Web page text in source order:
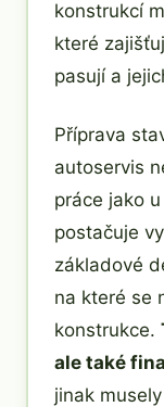
konstrukcí
které
pasují a
Příprava
autoservis
práce jako
postačuje
základové
na které se
konstrukce.
ale také
jinak